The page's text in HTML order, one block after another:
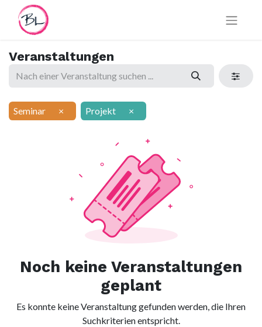
Veranstaltungen
Seminar × Projekt ×
Noch keine Veranstaltungen
geplant
Es konnte keine Veranstaltung gefunden werden, die Ihren
Suchkriterien entspricht.